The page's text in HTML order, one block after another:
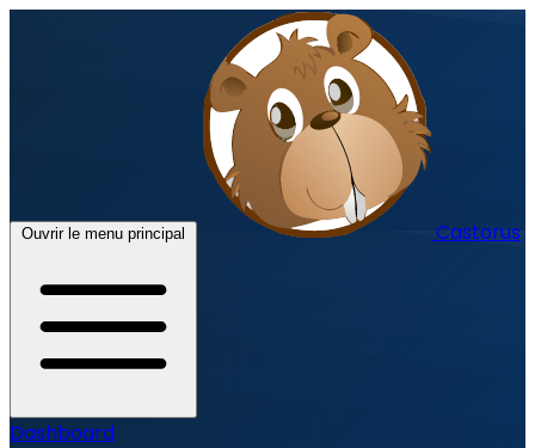
Ouvrir le menu principal Castorus
Dashboard